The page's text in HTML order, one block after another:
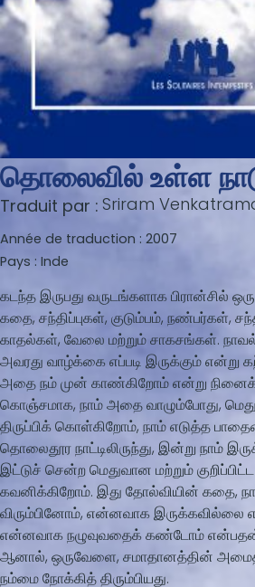
தொலைவில் உள்ள
Traduit par : Sriram
Année de traduction : 2007
Pays : Inde
கடந்த இருபது வருடங்களாக பிரான்சில்
கதை, சந்திப்புகள், குடும்பம், நண்பர்கள்,
காதல்கள், வேலை மற்றும் சாகசங்கள்.
அவரது வாழ்க்கை எப்படி இருக்கும் என்று
அதை நம் முன் காண்கிறோம் என்று
கொஞ்சமாக, நாம் அதை வாழும்போது,
திருப்பிக் கொள்கிறோம், நாம் எடுத்த
தொலைதூர நாட்டிலிருந்து, இன்று நாம்
இட்டுச் சென்ற மெதுவான மற்றும்
கவனிக்கிறோம். இது தோல்வியின் கதை,
விரும்பினோம், என்னவாக இருக்கவில்லை
என்னவாக நழுவுவதைக் கண்டோம்
ஆனால், ஒருவேளை, சமாதானத்தின்
நம்மை நோக்கித் திரும்பியது.